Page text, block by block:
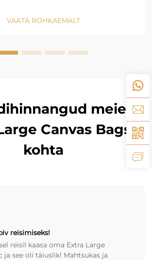
VAATA ROHKAEMALT
meie
Canvas Bags
kohta
reisimiseks!
reisil kaasa oma Extra Large
ja see oli täiuslik! Mahtsukas ja